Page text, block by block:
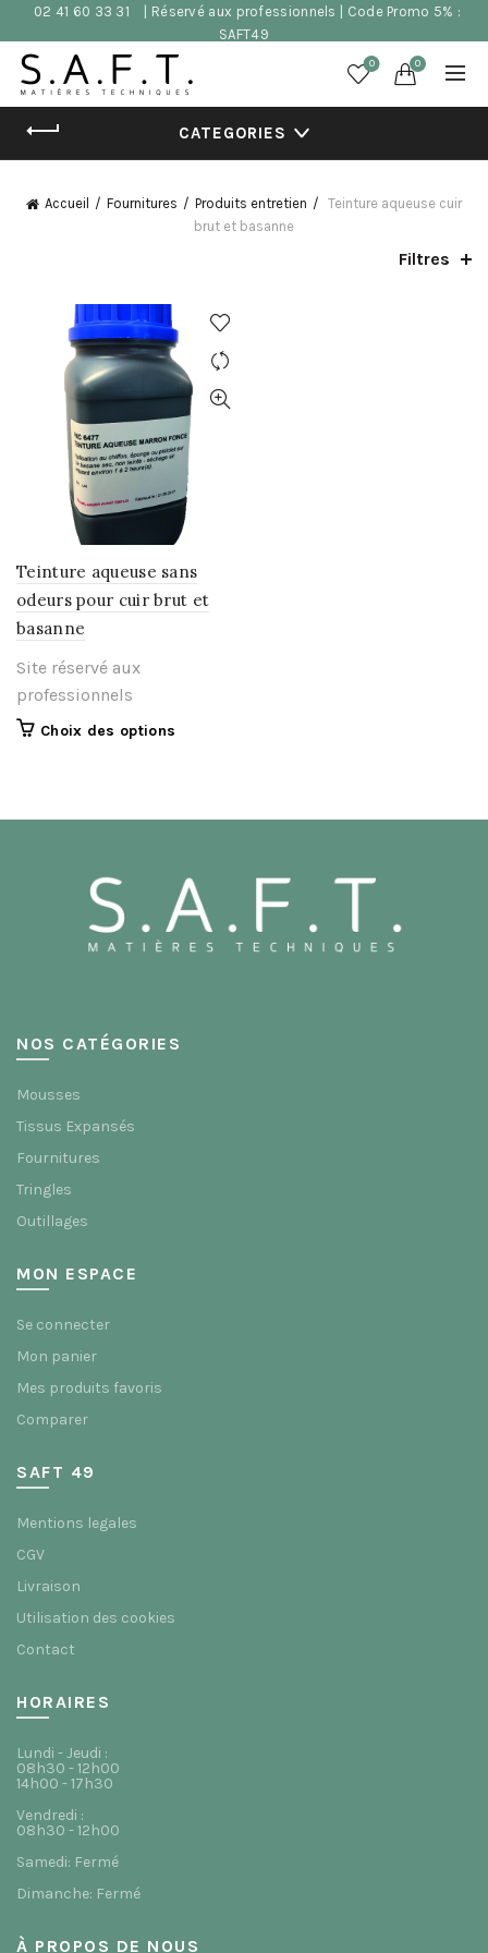
02 41 60 33 31
| Réservé aux professionnels | Code Promo 5% :
SAFT49
0 0
CATEGORIES
Accueil Fournitures Produits entretien
Teinture aqueuse cuir
brut et basanne
Filtres
Teinture aqueuse sans
odeurs pour cuir brut et
basanne
Site réservé aux
professionnels
Choix des options
variations.
options
peuvent
être
choisies
du
NOS CATÉGORIES
Mousses
Tissus Expansés
Fournitures
Tringles
Outillages
MON ESPACE
Se connecter
Mon panier
Mes produits favoris
Comparer
SAFT 49
Mentions legales
CGV
Livraison
Utilisation des cookies
Contact
HORAIRES
Lundi - Jeudi :
08h30 - 12h00
14h00 - 17h30
Vendredi :
08h30 - 12h00
Samedi: Fermé
Dimanche: Fermé
À PROPOS DE NOUS